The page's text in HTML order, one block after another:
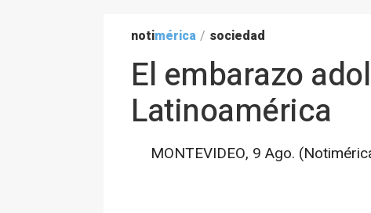
notimérica / sociedad
El embarazo
Latinoamérica
MONTEVIDEO, 9 Ago.